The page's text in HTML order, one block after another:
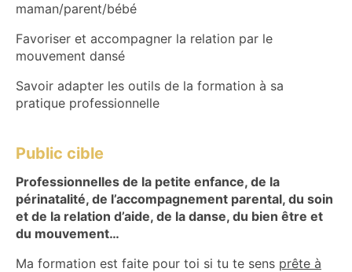
maman/parent/bébé
Favoriser et accompagner la relation par le
mouvement dansé
Savoir adapter les outils de la formation à sa
pratique professionnelle
Public cible
Professionnelles de la petite enfance, de la
périnatalité, de l’accompagnement parental, du soin
et de la relation d’aide, de la danse, du bien être et
du mouvement…
Ma formation est faite pour toi si tu te sens prête à